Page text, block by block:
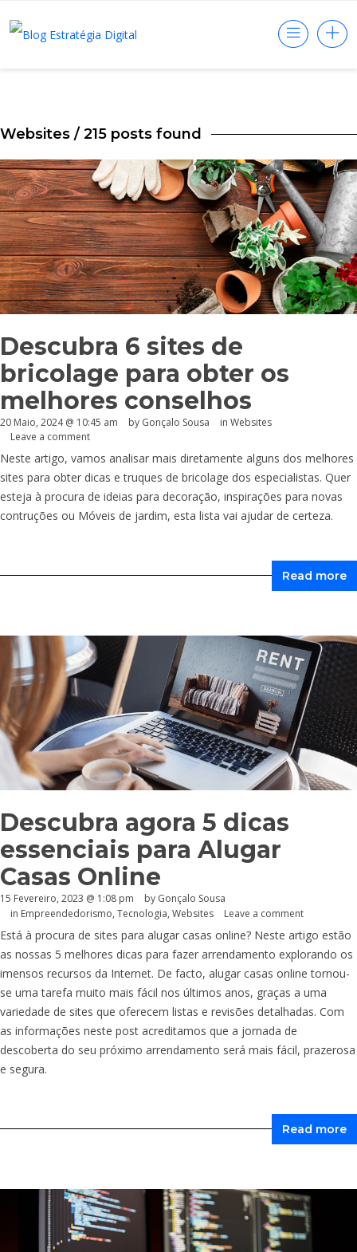
Websites / 215 posts found
Descubra 6 sites de
bricolage para obter os
melhores conselhos
20 Maio, 2024 @ 10:45 am by Gonçalo Sousa in Websites
Leave a comment
Neste artigo, vamos analisar mais diretamente alguns dos melhores
sites para obter dicas e truques de bricolage dos especialistas. Quer
esteja à procura de ideias para decoração, inspirações para novas
contruções ou Móveis de jardim, esta lista vai ajudar de certeza.
Read more
Descubra agora 5 dicas
essenciais para Alugar
Casas Online
15 Fevereiro, 2023 @ 1:08 pm by Gonçalo Sousa
in Empreendedorismo, Tecnologia, Websites Leave a comment
Está à procura de sites para alugar casas online? Neste artigo estão
as nossas 5 melhores dicas para fazer arrendamento explorando os
imensos recursos da Internet. De facto, alugar casas online tornou-
se uma tarefa muito mais fácil nos últimos anos, graças a uma
variedade de sites que oferecem listas e revisões detalhadas. Com
as informações neste post acreditamos que a jornada de
descoberta do seu próximo arrendamento será mais fácil, prazerosa
e segura.
Read more